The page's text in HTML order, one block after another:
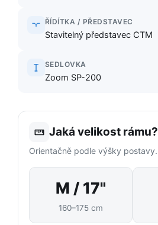
ŘÍDÍTKA / PŘEDSTAVEC
Stavitelný představec CTM
SEDLOVKA
Zoom SP-200
Jaká velikost rámu?
Orientačně podle výšky postavy.
M / 17"
160–175 cm